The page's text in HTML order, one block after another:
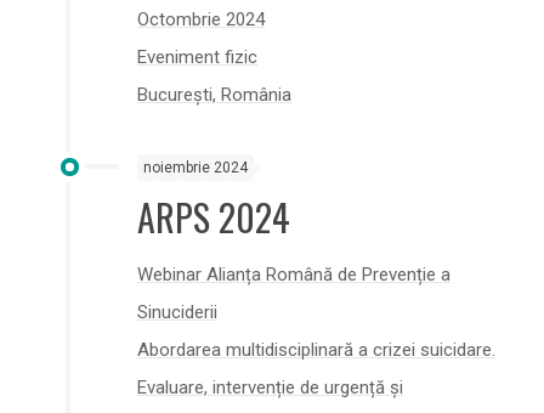
Octombrie 2024
Eveniment fizic
București, România
noiembrie 2024
ARPS 2024
Webinar Alianța Română de Prevenție a
Sinuciderii
Abordarea multidisciplinară a crizei suicidare.
Evaluare, intervenție de urgență și